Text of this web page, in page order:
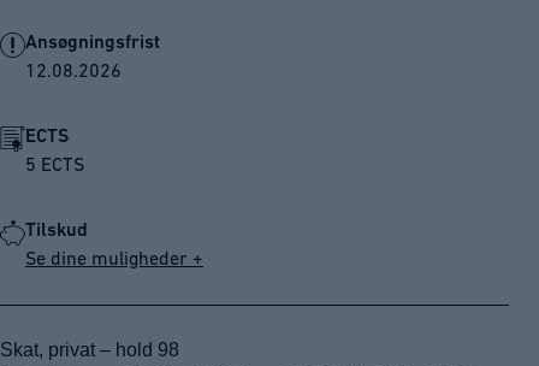
Ansøgningsfrist
12.08.2026
ECTS
5 ECTS
Tilskud
Se dine muligheder +
Skat, privat – hold 98